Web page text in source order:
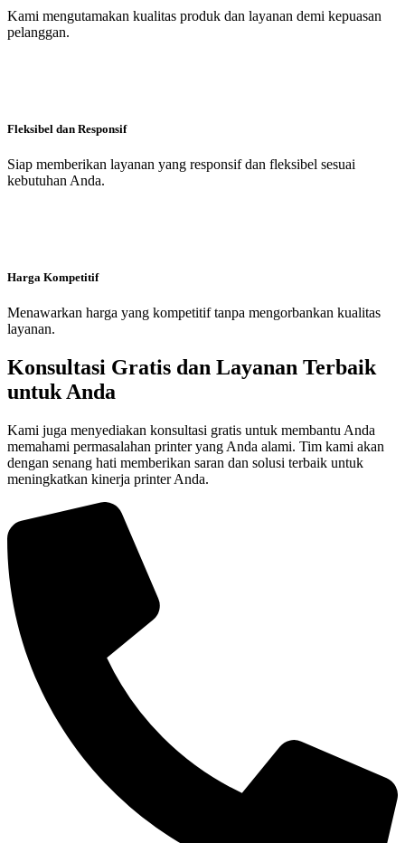
Kami mengutamakan kualitas produk dan layanan demi kepuasan
pelanggan.
Fleksibel dan Responsif
Siap memberikan layanan yang responsif dan fleksibel sesuai
kebutuhan Anda.
Harga Kompetitif
Menawarkan harga yang kompetitif tanpa mengorbankan kualitas
layanan.
Konsultasi Gratis dan Layanan Terbaik
untuk Anda
Kami juga menyediakan konsultasi gratis untuk membantu Anda
memahami permasalahan printer yang Anda alami. Tim kami akan
dengan senang hati memberikan saran dan solusi terbaik untuk
meningkatkan kinerja printer Anda.